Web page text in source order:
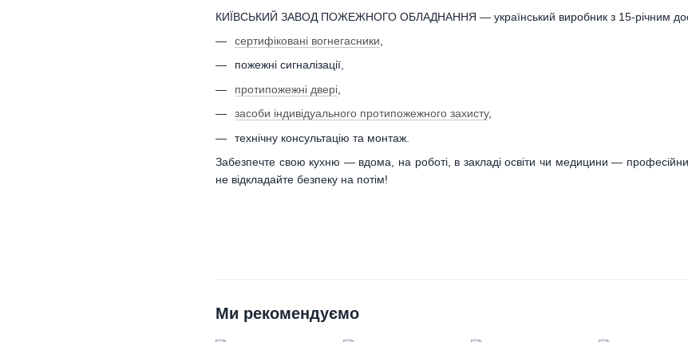
КИЇВСЬКИЙ ЗАВОД ПОЖЕЖНОГО ОБЛАДНАННЯ — український виробник з 15-річним
сертифіковані вогнегасники
пожежні сигналізації,
протипожежні двері
засоби індивідуального протипожежного захисту,
технічну консультацію та монтаж.
Забезпечте свою кухню — вдома, на роботі, в закладі освіти чи медицини —
не відкладайте безпеку на потім!
Ми рекомендуємо